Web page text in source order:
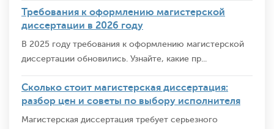
Требования к оформлению магистерской
диссертации в 2026 году
В 2025 году требования к оформлению магистерской
диссертации обновились. Узнайте, какие пр...
Сколько стоит магистерская диссертация:
разбор цен и советы по выбору исполнителя
Магистерская диссертация требует серьезного